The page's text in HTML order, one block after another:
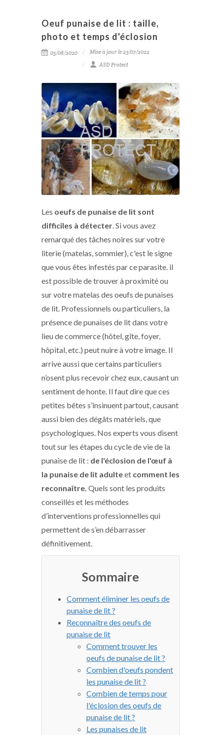
Oeuf punaise de lit : taille,
photo et temps d'éclosion
05/08/2020
Mise à jour le 23/07/2022
ASD Protect
Les oeufs de punaise de lit sont
difficiles à détecter . Si vous avez
remarqué des tâches noires sur votre
literie (matelas, sommier), c'est le signe
que vous êtes infestés par ce parasite. il
est possible de trouver à proximité ou
sur votre matelas des oeufs de punaises
de lit. Professionnels ou particuliers, la
présence de punaises de lit dans votre
lieu de commerce (hôtel, gîte, foyer,
hôpital, etc.) peut nuire à votre image. Il
arrive aussi que certains particuliers
n’osent plus recevoir chez eux, causant un
sentiment de honte. Il faut dire que ces
petites bêtes s’insinuent partout, causant
aussi bien des dégâts matériels, que
psychologiques. Nos experts vous disent
tout sur les étapes du cycle de vie de la
punaise de lit : de l'éclosion de l'œuf à
la punaise de lit adulteet comment les
reconnaître. Quels sont les produits
conseillés et les méthodes
d’interventions professionnelles qui
permettent de s’en débarrasser
définitivement.
Sommaire
Comment éliminer les oeufs de
punaise de lit ?
Reconnaître des oeufs de
punaise de lit
Comment trouver les
oeufs de punaise de lit ?
Combien d'oeufs pondent
les punaise de lit ?
Combien de temps pour
l'éclosion des oeufs de
punaise de lit ?
Les punaises de lit